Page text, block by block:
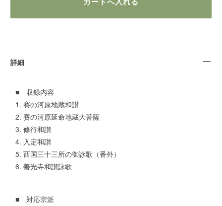
詳細
■ 収録内容
1. 賽の河原地蔵和讃
2. 賽の河原延命地蔵大菩薩
3. 修行和讃
4. 入定和讃
5. 西国三十三所の御詠歌（番外）
6. 善光寺和讃詠歌
■ 対応宗派